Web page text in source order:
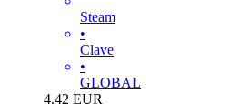
Steam
•
Clave
•
GLOBAL
4.42 EUR